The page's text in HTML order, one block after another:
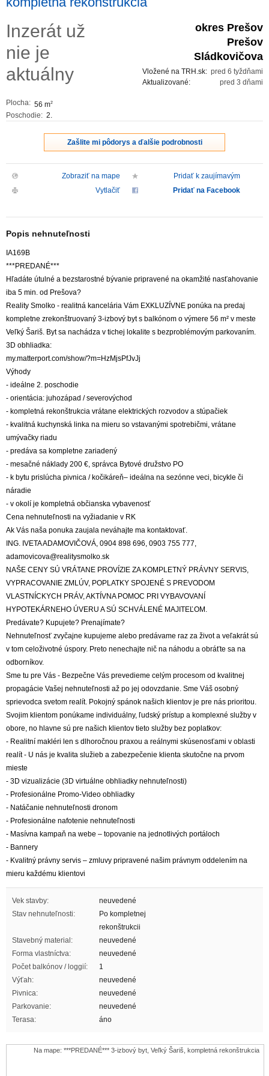
REKLAMA
PARTNERI
Inzerát už
nie je
aktuálny
Plocha: 56 m2
Poschodie: 2.
okres Prešov
Prešov
Sládkovičova
pred 6 tyždňami
Vložené na TRH.sk:
pred 3 dňami
Aktualizované:
Zašlite mi pôdorys a ďalšie podrobnosti
Zobraziť na mape
Pridať k zaujímavým
Vytlačiť
Pridať na Facebook
Popis nehnuteľnosti
IA169B
***PREDANÉ***
Hľadáte útulné a bezstarostné bývanie pripravené na okamžité nasťahovanie
iba 5 min. od Prešova?
Reality Smolko - realitná kancelária Vám EXKLUZÍVNE ponúka na predaj
kompletne zrekonštruovaný 3-izbový byt s balkónom o výmere 56 m² v meste
Veľký Šariš. Byt sa nachádza v tichej lokalite s bezproblémovým parkovaním.
3D obhliadka:
my.matterport.com/show/?m=HzMjsPfJvJj
Výhody
- ideálne 2. poschodie
- orientácia: juhozápad / severovýchod
- kompletná rekonštrukcia vrátane elektrických rozvodov a stúpačiek
- kvalitná kuchynská linka na mieru so vstavanými spotrebičmi, vrátane
umývačky riadu
- predáva sa kompletne zariadený
- mesačné náklady 200 €, správca Bytové družstvo PO
- k bytu prislúcha pivnica / kočikáreň– ideálna na sezónne veci, bicykle či
náradie
- v okolí je kompletná občianska vybavenosť
Cena nehnuteľnosti na vyžiadanie v RK
Ak Vás naša ponuka zaujala neváhajte ma kontaktovať.
ING. IVETA ADAMOVIČOVÁ, 0904 898 696, 0903 755 777,
adamovicova@realitysmolko.sk
NAŠE CENY SÚ VRÁTANE PROVÍZIE ZA KOMPLETNÝ PRÁVNY SERVIS,
VYPRACOVANIE ZMLÚV, POPLATKY SPOJENÉ S PREVODOM
VLASTNÍCKYCH PRÁV, AKTÍVNA POMOC PRI VYBAVOVANÍ
HYPOTEKÁRNEHO ÚVERU A SÚ SCHVÁLENÉ MAJITEĽOM.
Predávate? Kupujete? Prenajímate?
Nehnuteľnosť zvyčajne kupujeme alebo predávame raz za život a veľakrát sú
v tom celoživotné úspory. Preto nenechajte nič na náhodu a obráťte sa na
odborníkov.
Sme tu pre Vás - Bezpečne Vás prevedieme celým procesom od kvalitnej
propagácie Vašej nehnuteľnosti až po jej odovzdanie. Sme Váš osobný
sprievodca svetom realít. Pokojný spánok našich klientov je pre nás prioritou.
Svojim klientom ponúkame individuálny, ľudský prístup a komplexné služby v
obore, no hlavne sú pre našich klientov tieto služby bez poplatkov:
- Realitní makléri len s dlhoročnou praxou a reálnymi skúsenosťami v oblasti
realít - U nás je kvalita služieb a zabezpečenie klienta skutočne na prvom
mieste
- 3D vizualizácie (3D virtuálne obhliadky nehnuteľnosti)
- Profesionálne Promo-Video obhliadky
- Natáčanie nehnuteľnosti dronom
- Profesionálne nafotenie nehnuteľnosti
- Masívna kampaň na webe – topovanie na jednotlivých portáloch
- Bannery
- Kvalitný právny servis – zmluvy pripravené našim právnym oddelením na
mieru každému klientovi
Vek stavby:
neuvedené
Stav nehnuteľnosti:
Po kompletnej
rekonštrukcii
Stavebný material:
neuvedené
Forma vlastníctva:
neuvedené
Počet balkónov / loggií:
1
Výťah:
neuvedené
Pivnica:
neuvedené
Parkovanie:
neuvedené
Terasa:
áno
Na mape: ***PREDANÉ*** 3-izbový byt, Veľký Šariš, kompletná rekonštrukcia